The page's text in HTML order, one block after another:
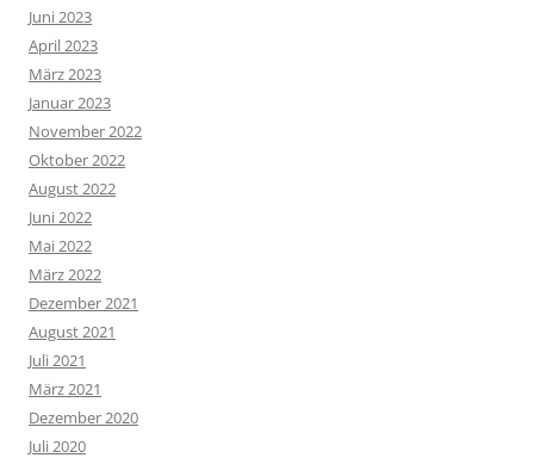
Juni 2023
April 2023
März 2023
Januar 2023
November 2022
Oktober 2022
August 2022
Juni 2022
Mai 2022
März 2022
Dezember 2021
August 2021
Juli 2021
März 2021
Dezember 2020
Juli 2020